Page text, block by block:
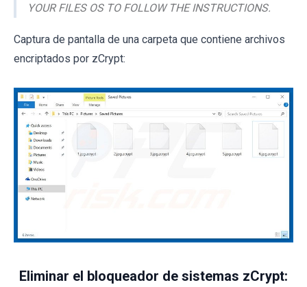
YOUR FILES OS TO FOLLOW THE INSTRUCTIONS.
Captura de pantalla de una carpeta que contiene archivos
encriptados por zCrypt:
Eliminar el bloqueador de sistemas zCrypt: